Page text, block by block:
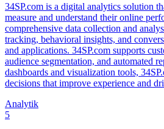
34SP.com is a digital analytics solution
measure and understand their online
comprehensive data collection and
tracking, behavioral insights, and
and applications. 34SP.com supports
audience segmentation, and automated
dashboards and visualization tools,
decisions that improve experience and
Analytik
5